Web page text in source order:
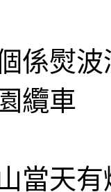
係熨波
纜車
當天